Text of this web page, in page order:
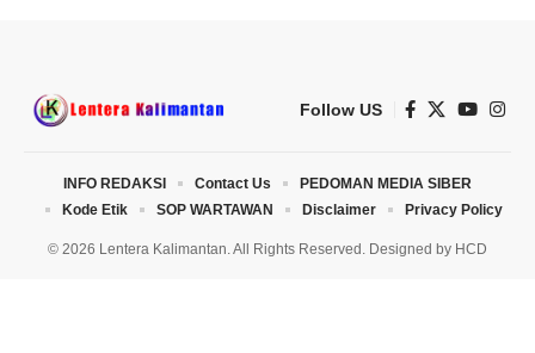
Follow US
© 2026 Lentera Kalimantan. All Rights Reserved. Designed by HCD
INFO REDAKSI Contact Us
PEDOMAN MEDIA SIBER
Kode Etik
SOP WARTAWAN Disclaimer Privacy Policy